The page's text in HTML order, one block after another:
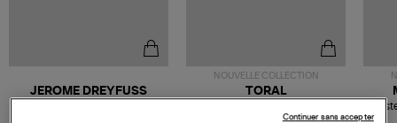
JEROME DREYFUSS
NOUVELLE COLLECTION
TORAL
MousseContinuer sans accepter